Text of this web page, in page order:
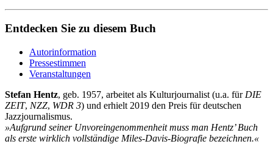
Entdecken Sie zu diesem Buch
Autorinformation
Pressestimmen
Veranstaltungen
Stefan Hentz, geb. 1957, arbeitet als Kulturjournalist (u.a. für DIE
ZEIT, NZZ, WDR 3) und erhielt 2019 den Preis für deutschen
Jazzjournalismus.
»Aufgrund seiner Unvoreingenommenheit muss man Hentz’ Buch
als erste wirklich vollständige Miles-Davis-Biografie bezeichnen.«